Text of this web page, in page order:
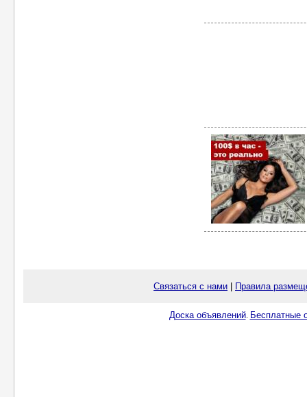
Связаться с нами Правила
Доска объявлений. Бесплатные